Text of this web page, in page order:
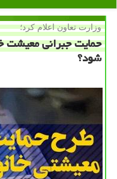
وزارت تعاون اعلام كرد؛
حمایت جبرانی معیشت
شود؟